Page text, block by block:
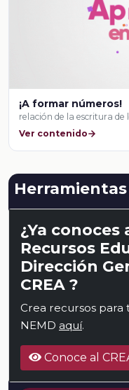
¡A formar números!
relación de la escritura
Ver contenido
¿Ya conoces
Recursos
Dirección
CREA ?
Crea recursos para
NEMD aquí.
Conoce al